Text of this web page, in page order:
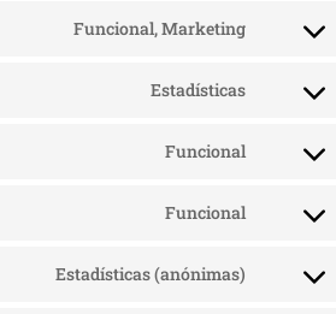
Funcional, Marketing
Consent
service
google-
Estadísticas
Consent
service
google-
Funcional
Consent
service
consent
Funcional
Consent
service
wordpress
Estadísticas (anónimas)
Consent